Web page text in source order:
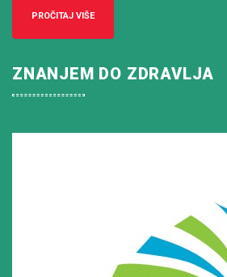
PROČITAJ VIŠE
ZNANJEM DO ZDRAVLJA